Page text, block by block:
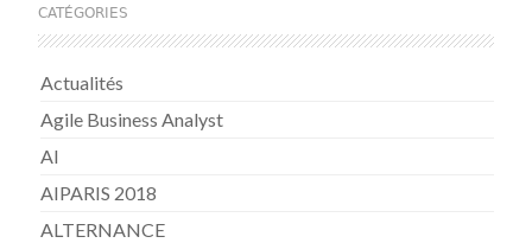
CATÉGORIES
Actualités
Agile Business Analyst
AI
AIPARIS 2018
ALTERNANCE